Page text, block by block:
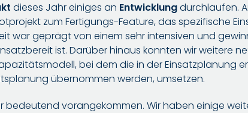
dieses Jahr einiges an Entwicklungdurchlaufen.
zum Fertigungs-Feature, das spezifische
war geprägt von einem sehr intensiven und
ist. Darüber hinaus konnten wir weitere
bei dem die in der Einsatzplanung
übernommen werden, umsetzen.
bedeutend vorangekommen. Wir haben einige